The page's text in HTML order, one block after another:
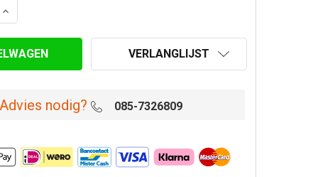
VAN KACHELBUIS BOCHT 90° Ø 125 MM EW RVS
VERHOOG AANTAL VAN KACHELBUIS BOCHT 90° Ø 125 MM
VERLANGLIJST
Advies nodig? 085-7326809